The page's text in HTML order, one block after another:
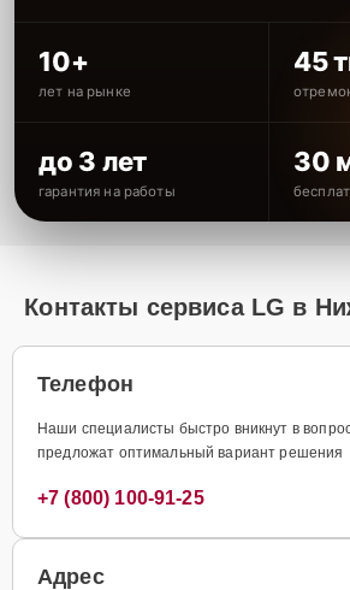
10+
лет на рынке
45
до 3 лет
гарантия на работы
30
Контакты сервиса LG в
Телефон
Наши специалисты быстро вникнут в
предложат оптимальный вариант решения
+7 (800) 100-91-25
Адрес